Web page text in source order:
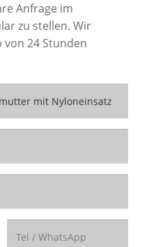
Anfrage im
zu stellen. Wir
24 Stunden